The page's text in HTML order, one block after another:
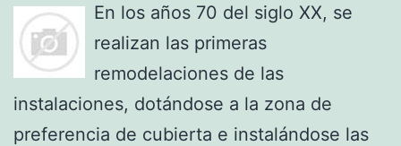
En los años 70 del siglo XX, se
realizan las primeras
remodelaciones de las
instalaciones, dotándose a la zona de
preferencia de cubierta e instalándose las